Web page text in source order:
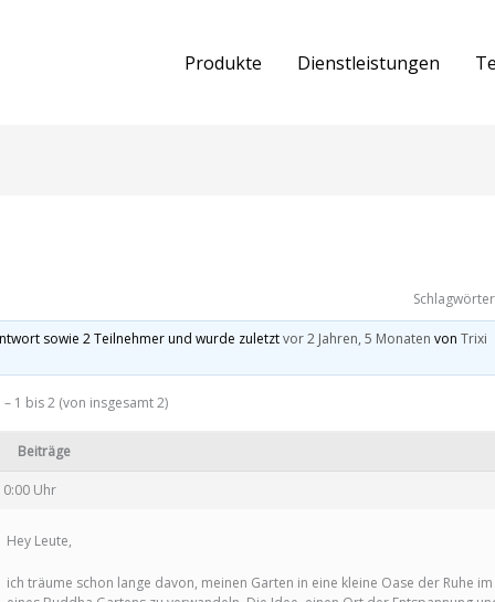
Produkte Dienstleistungen
sowie 2 Teilnehmer und wurde zuletztvor 2 Jahren, 5 Monaten von Trixi
1 bis 2 (von insgesamt 2)
Beiträge
Uhr
Hey Leute,
ich träume schon lange davon, meinen Garten in eine kleine Oase der Ruhe im